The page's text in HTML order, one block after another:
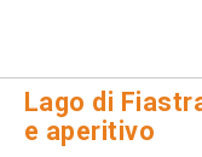
Lago di
e aperitivo